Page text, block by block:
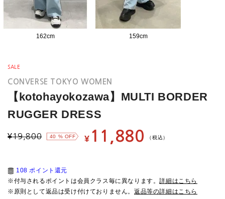
162cm 159cm
SALE
CONVERSE TOKYO WOMEN
【kotohayokozawa】MULTI BORDER
RUGGER DRESS
¥19,800 40 % OFF ¥ 11,880 （税込）
108 ポイント還元
※付与されるポイントは会員クラス毎に異なります。詳細はこちら
※原則として返品は受け付けておりません。 返品等の詳細はこちら